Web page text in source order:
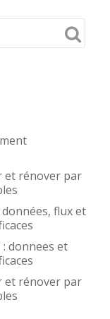
et rénover par
flux et
donnees et
et rénover par